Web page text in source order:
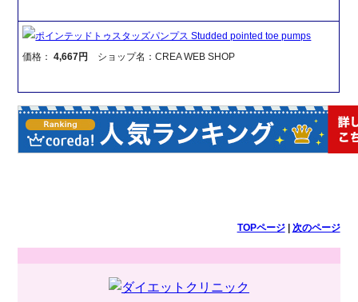
ポインテッドトゥスタッズパンプス Studded pointed toe pumps
価格：4,667円 ショップ名：CREA WEB SHOP
TOPページ| 次のページ